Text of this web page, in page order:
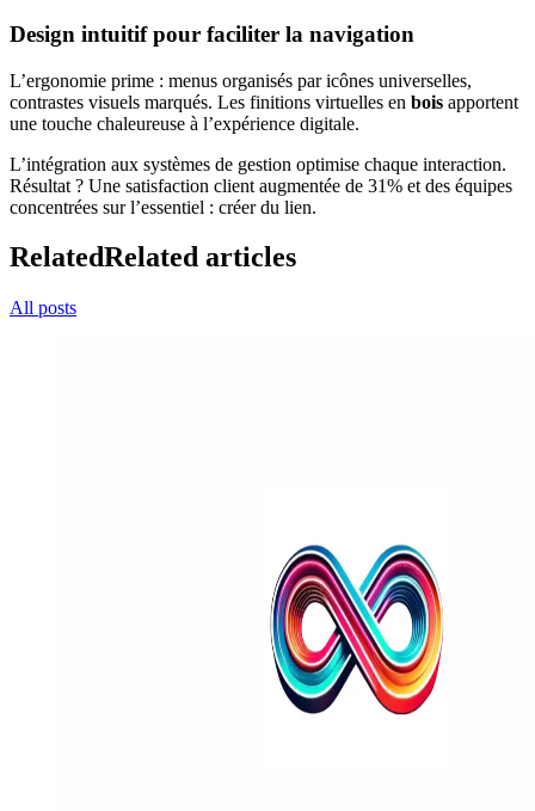
Design intuitif pour faciliter la navigation
L’ergonomie prime : menus organisés par icônes universelles,
contrastes visuels marqués. Les finitions virtuelles en bois apportent
une touche chaleureuse à l’expérience digitale.
L’intégration aux systèmes de gestion optimise chaque interaction.
Résultat ? Une satisfaction client augmentée de 31% et des équipes
concentrées sur l’essentiel : créer du lien.
RelatedRelated articles
All posts